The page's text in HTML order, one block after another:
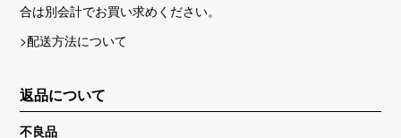
合は別会計でお買い求めください。
>配送方法について
返品について
不良品